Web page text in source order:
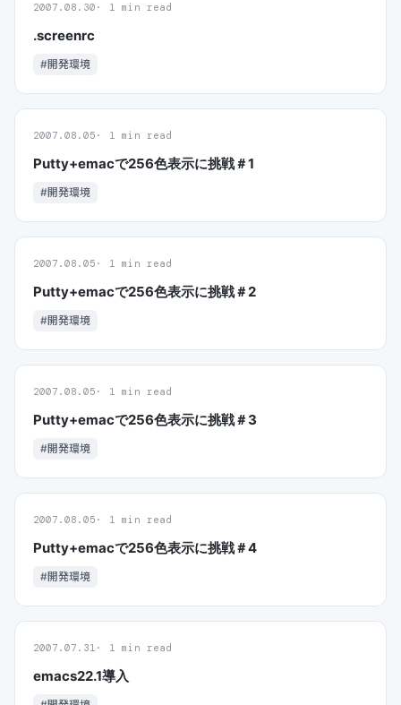
2007.08.30 1 min read
.screenrc
#開発環境
2007.08.05 1 min read
Putty+emacで256色表示に挑戦＃1
#開発環境
2007.08.05 1 min read
Putty+emacで256色表示に挑戦＃2
#開発環境
2007.08.05 1 min read
Putty+emacで256色表示に挑戦＃3
#開発環境
2007.08.05 1 min read
Putty+emacで256色表示に挑戦＃4
#開発環境
2007.07.31 1 min read
emacs22.1導入